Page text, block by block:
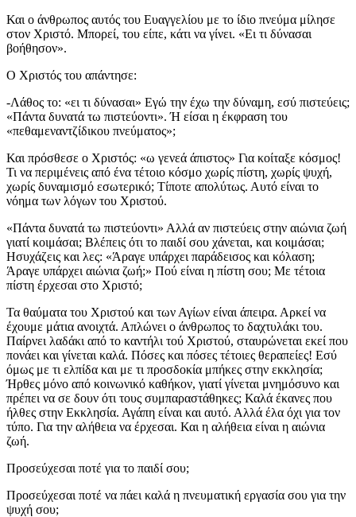
Και ο άνθρωπος αυτός του Ευαγγελίου με το ίδιο πνεύμα μίλησε
στον Χριστό. Μπορεί, του είπε, κάτι να γίνει. «Ει τι δύνασαι
βοήθησον».
Ο Χριστός του απάντησε:
-Λάθος το: «ει τι δύνασαι» Εγώ την έχω την δύναμη, εσύ πιστεύεις;
«Πάντα δυνατά τω πιστεύοντι». Ή είσαι η έκφραση του
«πεθαμεναντζίδικου πνεύματος»;
Και πρόσθεσε ο Χριστός: «ω γενεά άπιστος» Για κοίταξε κόσμος!
Τι να περιμένεις από ένα τέτοιο κόσμο χωρίς πίστη, χωρίς ψυχή,
χωρίς δυναμισμό εσωτερικό; Τίποτε απολύτως. Αυτό είναι το
νόημα των λόγων του Χριστού.
«Πάντα δυνατά τω πιστεύοντι» Αλλά αν πιστεύεις στην αιώνια ζωή
γιατί κοιμάσαι; Βλέπεις ότι το παιδί σου χάνεται, και κοιμάσαι;
Ησυχάζεις και λες: «Άραγε υπάρχει παράδεισος και κόλαση;
Άραγε υπάρχει αιώνια ζωή;» Πού είναι η πίστη σου; Με τέτοια
πίστη έρχεσαι στο Χριστό;
Τα θαύματα του Χριστού και των Αγίων είναι άπειρα. Αρκεί να
έχουμε μάτια ανοιχτά. Απλώνει ο άνθρωπος το δαχτυλάκι του.
Παίρνει λαδάκι από το καντήλι τού Χριστού, σταυρώνεται εκεί που
πονάει και γίνεται καλά. Πόσες και πόσες τέτοιες θεραπείες! Εσύ
όμως με τι ελπίδα και με τι προσδοκία μπήκες στην εκκλησία;
Ήρθες μόνο από κοινωνικό καθήκον, γιατί γίνεται μνημόσυνο και
πρέπει να σε δουν ότι τους συμπαραστάθηκες; Καλά έκανες που
ήλθες στην Εκκλησία. Αγάπη είναι και αυτό. Αλλά έλα όχι για τον
τύπο. Για την αλήθεια να έρχεσαι. Και η αλήθεια είναι η αιώνια
ζωή.
Προσεύχεσαι ποτέ για το παιδί σου;
Προσεύχεσαι ποτέ να πάει καλά η πνευματική εργασία σου για την
ψυχή σου;